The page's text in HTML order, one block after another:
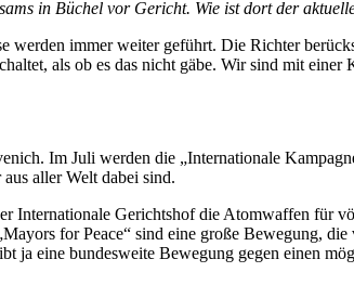
in Büchel vor Gericht. Wie ist dort der
immer weiter geführt. Die Richter
als ob es das nicht gäbe. Wir sind mit
Im Juli werden die „Internationale
aller Welt dabei sind.
Internationale Gerichtshof die Atomwaffen für
for Peace“ sind eine große Bewegung,
ja eine bundesweite Bewegung gegen einen